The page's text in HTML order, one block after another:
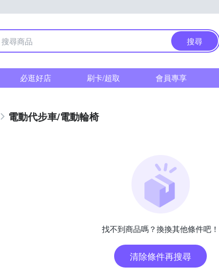
搜尋
必逛好店 刷卡/超取 會員專享
電動代步車/電動輪椅
找不到商品嗎？換換其他條件吧！
清除條件再搜尋